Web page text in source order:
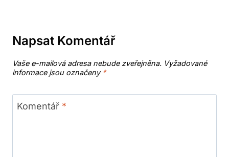
Napsat Komentář
Vaše e-mailová adresa nebude zveřejněna. Vyžadované
informace jsou označeny *
Komentář *